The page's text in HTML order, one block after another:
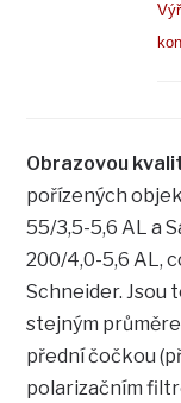
Obrazovou
pořízených
55/3,5-5,6 AL a
200/4,0-5,6 AL,
Schneider. Jsou
stejným
přední čočkou
polarizačním